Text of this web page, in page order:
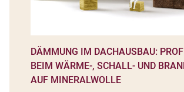
DÄMMUNG IM DACHAUSBAU:
BEIM WÄRME-, SCHALL- UND
AUF MINERALWOLLE